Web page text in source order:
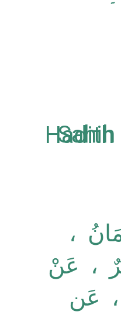
Sahih
، عَنْ
عَنِ